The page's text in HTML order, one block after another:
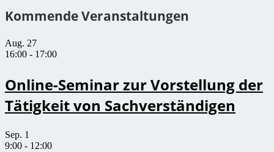
Kommende Veranstaltungen
Aug. 27
16:00 - 17:00
Online-Seminar zur Vorstellung der
Tätigkeit von Sachverständigen
Sep. 1
9:00 - 12:00